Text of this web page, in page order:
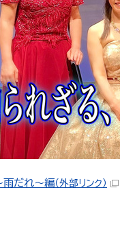
雨だれ～編（外部リンク）